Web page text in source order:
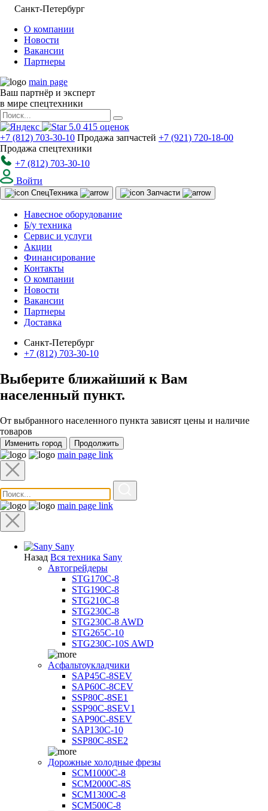
Санкт-Петербург
О компании
Новости
Вакансии
Партнеры
main page
Ваш партнёр и эксперт
в мире спецтехники
5.0 415 оценок
+7 (812) 703-30-10 Продажа запчастей +7 (921) 720-18-00
Продажа спецтехники
+7 (812) 703-30-10
Войти
СпецТехника Запчасти
Навесное оборудование
Б/у техника
Сервис и услуги
Акции
Финансирование
Контакты
О компании
Новости
Вакансии
Партнеры
Доставка
Санкт-Петербург
+7 (812) 703-30-10
Выберите ближайший к Вам
населенный пункт.
От выбранного населенного пункта зависят цены и наличие
товаров
Изменить город Продолжить
main page link
main page link
Sany
Назад Вся техника Sany
Автогрейдеры
STG170C-8
STG190C-8
STG210C-8
STG230C-8
STG230C-8 AWD
STG265C-10
STG230C-10S AWD
Асфальтоукладчики
SAP45С-8SEV
SAP60C-8CEV
SSP80C-8SE1
SSP90C-8SEV1
SAP90C-8SEV
SAP130C-10
SSP80C-8SE2
Дорожные холодные фрезы
SCM1000C-8
SCM2000C-8S
SCM1300C-8
SCM500C-8